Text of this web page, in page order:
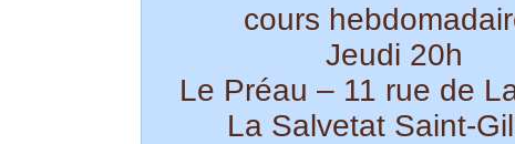
cours
Jeudi 20h
Le Préau – 11 rue de
La Salvetat Saint-